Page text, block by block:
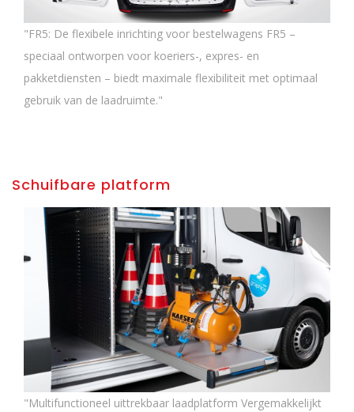
"FR5: De flexibele inrichting voor bestelwagens FR5 –
speciaal ontworpen voor koeriers-, expres- en
pakketdiensten – biedt maximale flexibiliteit met optimaal
gebruik van de laadruimte."
Schuifbare platform
"Multifunctioneel uittrekbaar laadplatform Vergemakkelijkt